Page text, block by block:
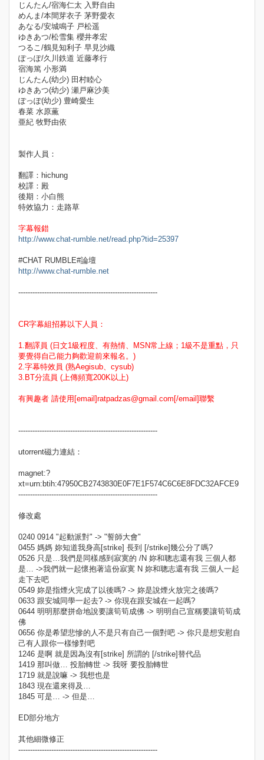
じんたん/宿海仁太 入野自由
めんま/本間芽衣子 茅野愛衣
あなる/安城鳴子 戸松遥
ゆきあつ/松雪集 櫻井孝宏
つるこ/鶴見知利子 早見沙織
ぽっぽ/久川鉄道 近藤孝行
宿海篤 小形満
じんたん(幼少) 田村睦心
ゆきあつ(幼少) 瀬戸麻沙美
ぽっぽ(幼少) 豊崎愛生
春菜 水原薫
亜紀 牧野由依
製作人員：
翻譯：hichung
校譯：殿
後期：小白熊
特效協力：走路草
字幕報錯
http://www.chat-rumble.net/read.php?tid=25397
#CHAT RUMBLE#論壇
http://www.chat-rumble.net
-----------------------------------------------------------
CR字幕組招募以下人員：
1.翻譯員 (日文1級程度、有熱情、MSN常上線；1級不是重點，只
要覺得自己能力夠歡迎前來報名。)
2.字幕特效員 (熟Aegisub、cysub)
3.BT分流員 (上傳頻寬200K以上)
有興趣者 請使用[email]ratpadzas@gmail.com[/email]聯繫
-----------------------------------------------------------
utorrent磁力連結：
magnet:?
xt=urn:btih:47950CB2743830E0F7E1F574C6C6E8FDC32AFCE9
-----------------------------------------------------------
修改處
0240 0914 "起動派對" -> "誓師大會"
0455 媽媽 妳知道我身高[strike] 長到 [/strike]幾公分了嗎?
0526 只是…我們是同樣感到寂寞的 /N 妳和聰志還有我 三個人都
是… ->我們就一起懷抱著這份寂寞 N 妳和聰志還有我 三個人一起
走下去吧
0549 妳是指煙火完成了以後嗎? -> 妳是說煙火放完之後嗎?
0633 跟安城同學一起去? -> 你現在跟安城在一起嗎?
0644 明明那麼拼命地說要讓筍筍成佛 -> 明明自己宣稱要讓筍筍成
佛
0656 你是希望悲慘的人不是只有自己一個對吧 -> 你只是想安慰自
己有人跟你一樣慘對吧
1246 是啊 就是因為沒有[strike] 所謂的 [/strike]替代品
1419 那叫做… 投胎轉世 -> 我呀 要投胎轉世
1719 就是說嘛 -> 我想也是
1843 現在還來得及…
1845 可是… -> 但是…
ED部分地方
其他細微修正
-----------------------------------------------------------